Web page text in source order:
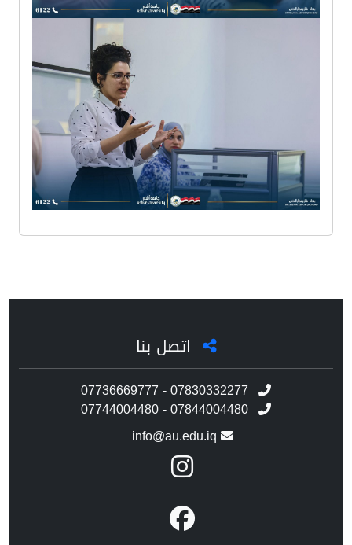
اتصل بنا
07736669777 - 07830332277
07744004480 - 07844004480
info@au.edu.iq